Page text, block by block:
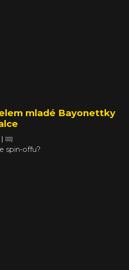
mladé Bayonettky
spin-offu?